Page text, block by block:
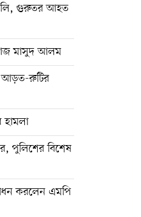
ট্রলি, গুরুতর আহত
মাসুদ আলম
আড়ত-রুটির
হামলা
পুলিশের বিশেষ
করলেন এমপি